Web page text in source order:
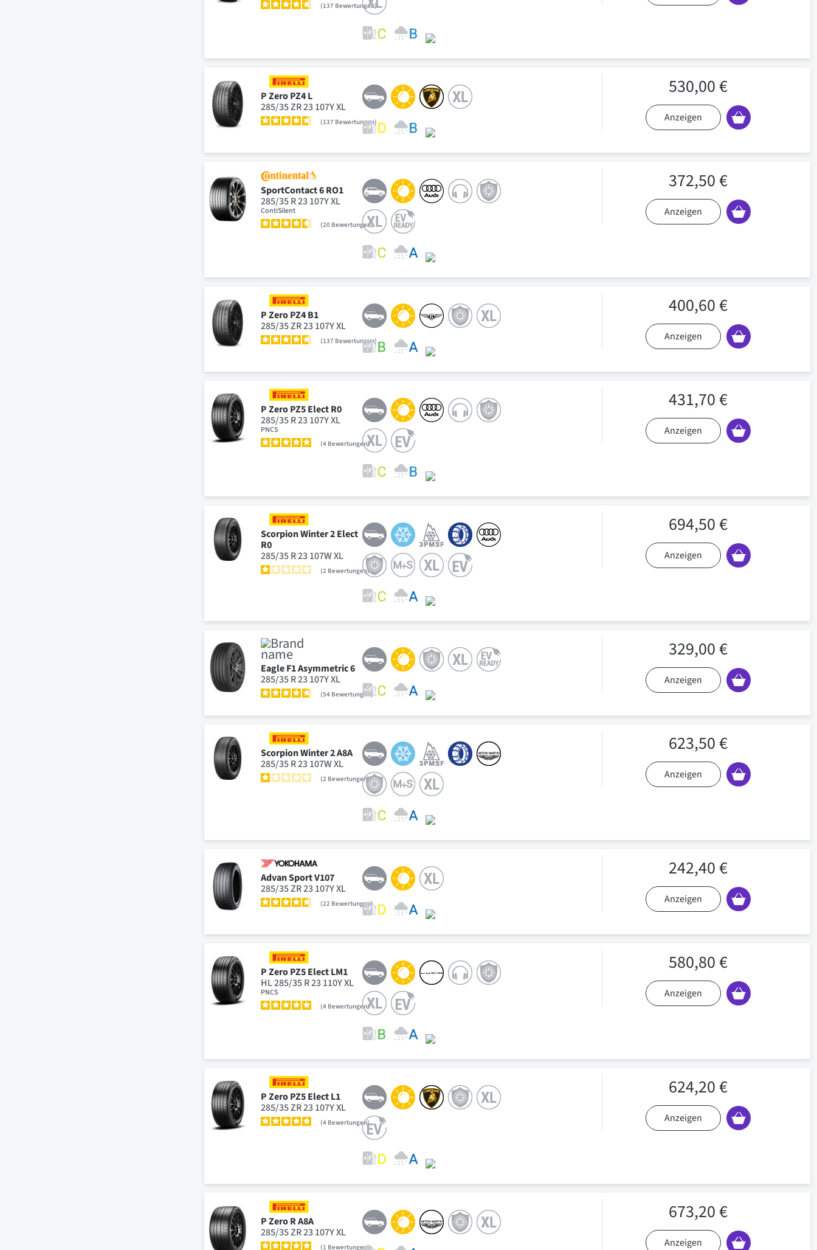
137 Bewertungen
P Zero PZ4 L
285/35 ZR 23 107Y XL
137 Bewertungen
530,00 €
Anzeigen
SportContact 6 RO1
285/35 R 23 107Y XL
ContiSilent
20 Bewertungen
372,50 €
Anzeigen
P Zero PZ4 B1
285/35 ZR 23 107Y XL
137 Bewertungen
400,60 €
Anzeigen
P Zero PZ5 Elect R0
285/35 R 23 107Y XL
PNCS
4 Bewertungen
431,70 €
Anzeigen
Scorpion Winter 2 Elect
R0
285/35 R 23 107W XL
2 Bewertungen
694,50 €
Anzeigen
Eagle F1 Asymmetric 6
285/35 R 23 107Y XL
54 Bewertungen
329,00 €
Anzeigen
Scorpion Winter 2 A8A
285/35 R 23 107W XL
2 Bewertungen
623,50 €
Anzeigen
Advan Sport V107
285/35 ZR 23 107Y XL
22 Bewertungen
242,40 €
Anzeigen
P Zero PZ5 Elect LM1
HL 285/35 R 23 110Y XL
PNCS
4 Bewertungen
580,80 €
Anzeigen
P Zero PZ5 Elect L1
285/35 ZR 23 107Y XL
4 Bewertungen
624,20 €
Anzeigen
P Zero R A8A
285/35 ZR 23 107Y XL
1 Bewertungen
673,20 €
Anzeigen